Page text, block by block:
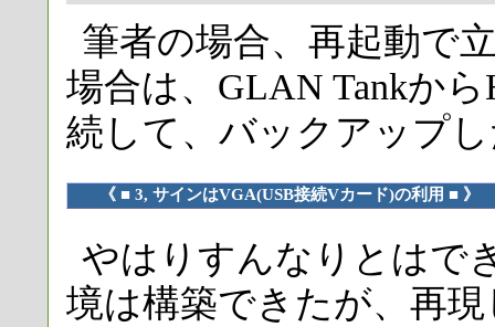
筆者の場合、再起動で
場合は、GLAN Tankか
続して、バックアップ
《 ■ 3, サインはVGA(USB接続Vカード)の利用 ■ 》
やはりすんなりとはで
境は構築できたが、再